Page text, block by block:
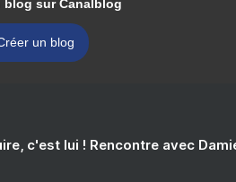
blog sur Canalblog
un blog
c'est lui ! Rencontre avec